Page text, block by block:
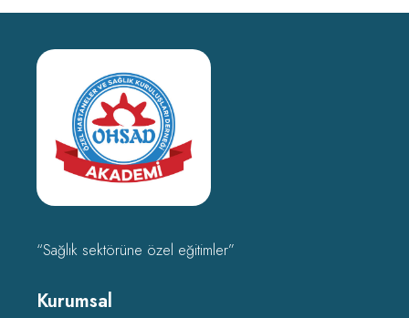
“Sağlık sektörüne özel eğitimler”
Kurumsal